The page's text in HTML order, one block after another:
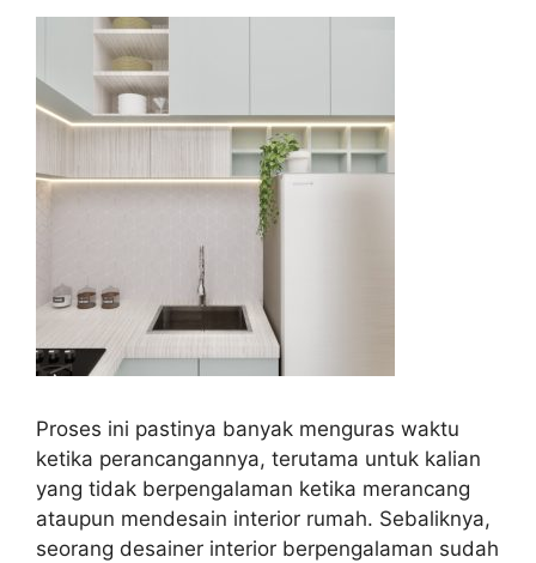
Proses ini pastinya banyak menguras waktu
ketika perancangannya, terutama untuk kalian
yang tidak berpengalaman ketika merancang
ataupun mendesain interior rumah. Sebaliknya,
seorang desainer interior berpengalaman sudah